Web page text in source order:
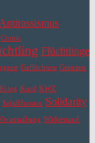
Antirassismus
Comic
Flüchtlinge
Geflüchtete Grenzen
Krieg Kurd KWZ
SajidHussain Solidarity
Widerstand